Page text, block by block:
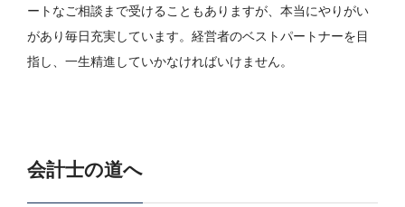
ートなご相談まで受けることもありますが、本当にやりがい
があり毎日充実しています。経営者のベストパートナーを目
指し、一生精進していかなければいけません。
会計士の道へ